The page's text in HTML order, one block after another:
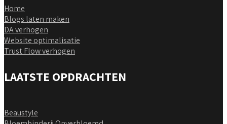
Home
Blogs laten maken
DA verhogen
Website optimalisatie
Trust Flow verhogen
LAATSTE OPDRACHTEN
Beaustyle